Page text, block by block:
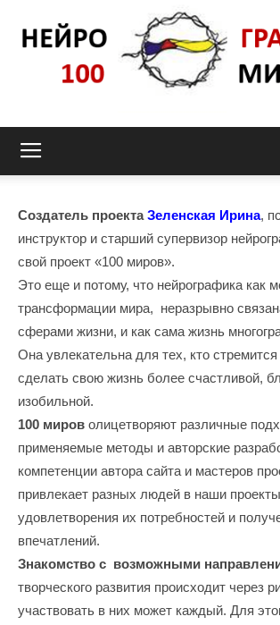
Создатель проекта Зеленская Ирина,
инструктор и старший супервизор
свой проект «100 миров».
Это еще и потому, что нейрографика как
трансформации мира, неразрывно
сферами жизни, и как сама жизнь
Она увлекательна для тех, кто стремится
сделать свою жизнь более счастливой,
изобильной.
100 миров олицетворяют различные
применяемые методы и авторские
компетенции автора сайта и мастеров
привлекает разных людей в наши
удовлетворения их потребностей и
впечатлений.
Знакомство с возможными
творческого развития происходит через
участвовать в них может каждый. Для